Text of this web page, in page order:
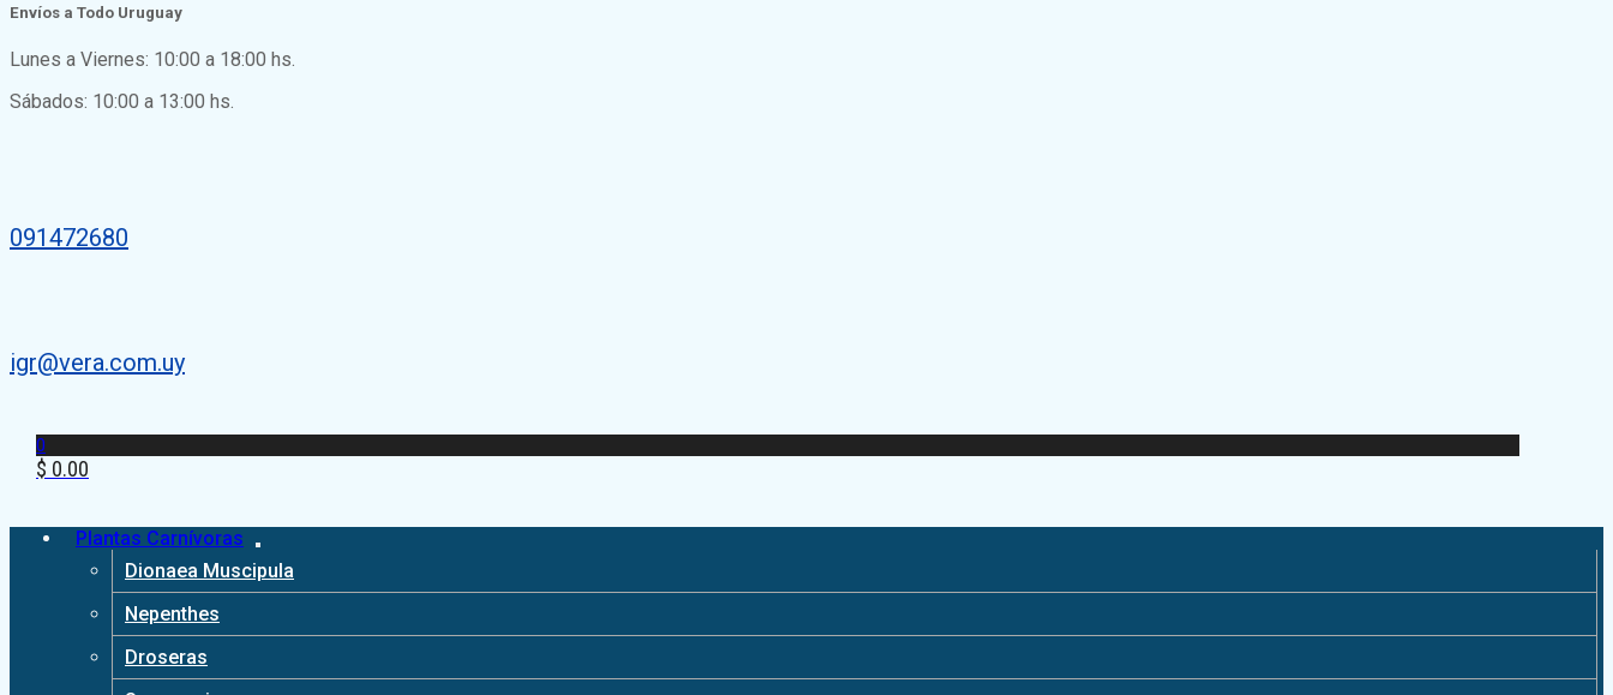
Envíos a Todo Uruguay
Lunes a Viernes: 10:00 a 18:00 hs.
Sábados: 10:00 a 13:00 hs.
091472680
igr@vera.com.uy
0
$ 0.00
Plantas Carnívoras
Dionaea Muscipula
Nepenthes
Droseras